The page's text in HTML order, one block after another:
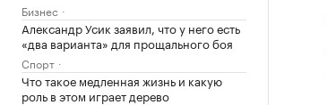
Бизнес
Александр Усик заявил, что у него есть
«два варианта» для прощального боя
Спорт
Что такое медленная жизнь и какую
роль в этом играет дерево